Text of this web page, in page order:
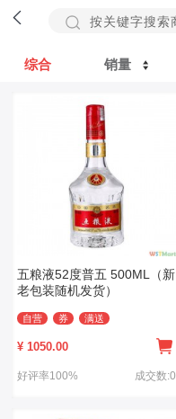
综合 销量
五粮液52度普五 500ML（新
老包装随机发货）
自营 券 满送
¥ 1050.00
好评率100% 成交数:0